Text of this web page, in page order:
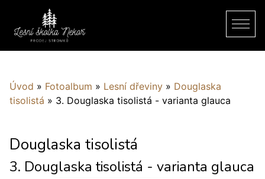
Úvod » Fotoalbum » Lesní dřeviny » Douglaska
tisolistá » 3. Douglaska tisolistá - varianta glauca
Douglaska tisolistá
3. Douglaska tisolistá - varianta glauca